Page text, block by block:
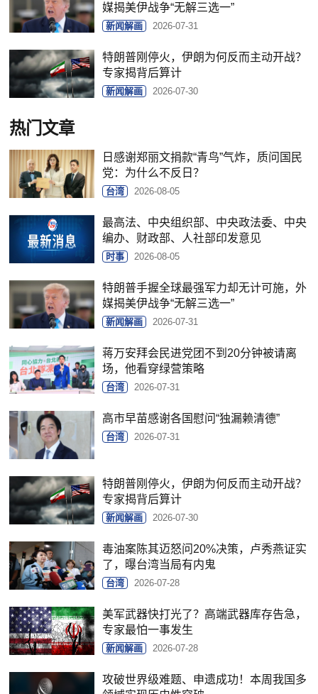
媒揭美伊战争“无解三选一”
新闻解画 2026-07-31
特朗普刚停火，伊朗为何反而主动开战？
专家揭背后算计
新闻解画 2026-07-30
热门文章
日感谢郑丽文捐款“青鸟”气炸，质问国民
党：为什么不反日？
台湾 2026-08-05
最高法、中央组织部、中央政法委、中央
编办、财政部、人社部印发意见
时事 2026-08-05
特朗普手握全球最强军力却无计可施，外
媒揭美伊战争“无解三选一”
新闻解画 2026-07-31
蒋万安拜会民进党团不到20分钟被请离
场，他看穿绿营策略
台湾 2026-07-31
高市早苗感谢各国慰问“独漏赖清德”
台湾 2026-07-31
特朗普刚停火，伊朗为何反而主动开战？
专家揭背后算计
新闻解画 2026-07-30
毒油案陈其迈怒问20%决策，卢秀燕证实
了，曝台湾当局有内鬼
台湾 2026-07-28
美军武器快打光了？高端武器库存告急，
专家最怕一事发生
新闻解画 2026-07-28
攻破世界级难题、申遗成功！本周我国多